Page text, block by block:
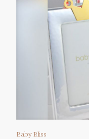
Baby Bliss